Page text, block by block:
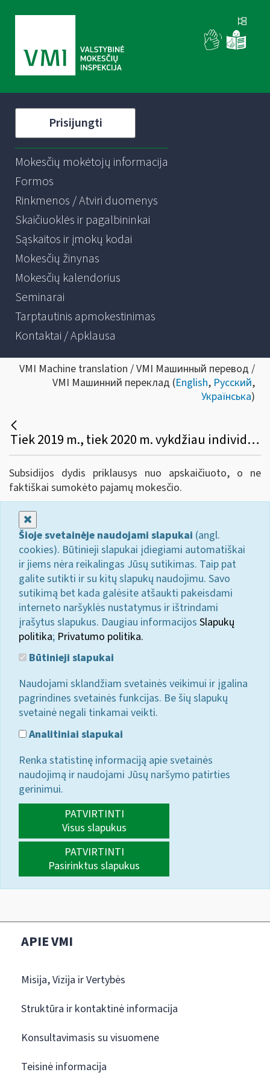
Prisijungti
Mokesčių mokėtojų informacija
Formos
Rinkmenos / Atviri duomenys
Skaičiuoklės ir pagalbininkai
Sąskaitos ir įmokų kodai
Mokesčių žinynas
Mokesčių kalendorius
Seminarai
Tarptautinis apmokestinimas
Kontaktai / Apklausa
VMI Machine translation / VMI Машинный перевод /
VMI Машинний переклад (English, Русский,
Українська)
Tiek 2019 m., tiek 2020 m. vykdžiau individualią veiklą pagal pažymą, kuri yra įtraukta į ribojamų veiklų sąrašą. Pasinaudojau VMI suteikta galimybe ir mokėtiną pajamų mokestį už 2019 m. išsidėliojau dalimis, t. y. sudariau mokestinės paskolos sutartį. Ar skaičiuojant subsidiją, bus atsižvelgta tik į faktiškai sumokėtą pajamų mokestį iki paraiškos pateikimo, ar bus žiūrimas apskaičiuotas pajamų mokestis.
Subsidijos dydis priklausys nuo apskaičiuoto, o ne
faktiškai sumokėto pajamų mokesčio.
Šioje svetainėje naudojami slapukai (angl.
cookies). Būtinieji slapukai įdiegiami automatiškai
ir jiems nėra reikalingas Jūsų sutikimas. Taip pat
galite sutikti ir su kitų slapukų naudojimu. Savo
sutikimą bet kada galėsite atšaukti pakeisdami
interneto naršyklės nustatymus ir ištrindami
įrašytus slapukus. Daugiau informacijos Slapukų
politika; Privatumo politika.
Būtinieji slapukai
Naudojami sklandžiam svetainės veikimui ir įgalina
pagrindines svetainės funkcijas. Be šių slapukų
svetainė negali tinkamai veikti.
Analitiniai slapukai
Renka statistinę informaciją apie svetainės
naudojimą ir naudojami Jūsų naršymo patirties
gerinimui.
PATVIRTINTI
Visus slapukus
PATVIRTINTI
Pasirinktus slapukus
APIE VMI
Misija, Vizija ir Vertybės
Struktūra ir kontaktinė informacija
Konsultavimasis su visuomene
Teisinė informacija